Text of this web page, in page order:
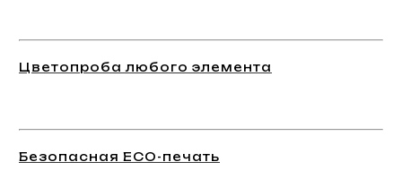
Цветопроба любого элемента
Безопасная ECO-печать